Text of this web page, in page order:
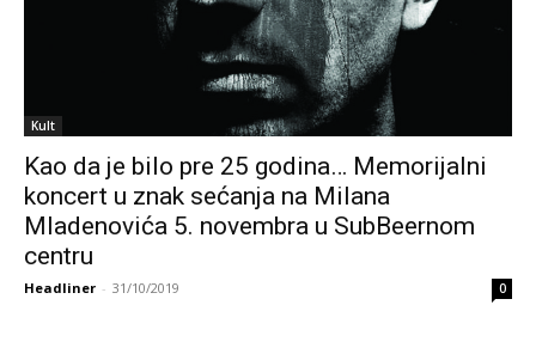
Kult
Kao da je bilo pre 25 godina… Memorijalni
koncert u znak sećanja na Milana
Mladenovića 5. novembra u SubBeernom
centru
Headliner - 31/10/2019 0